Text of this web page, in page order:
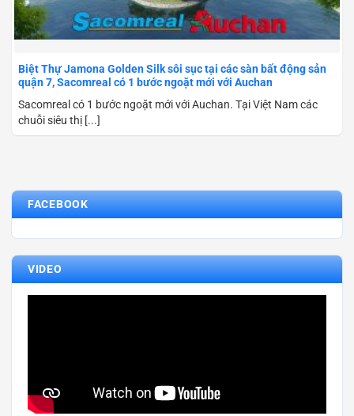
FACEBOOK
VIDEO
Biệt Thự Jamona Golden Silk sôi sục tại các sàn bất động sản
quận 7, Sacomreal có 1 bước ngoặt mới với Auchan
Sacomreal có 1 bước ngoặt mới với Auchan. Tại Việt Nam các
chuỗi siêu thị [...]